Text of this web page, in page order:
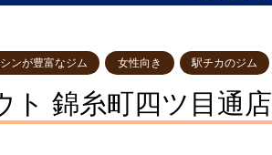
ンが豊富なジム 女性向き 駅チカのジム
ト 錦糸町四ツ目通店